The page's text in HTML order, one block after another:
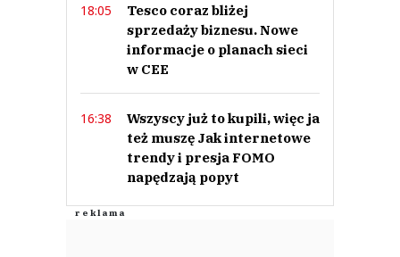
18:05
Tesco coraz bliżej
sprzedaży biznesu. Nowe
informacje o planach sieci
w CEE
16:38
Wszyscy już to kupili, więc ja
też muszę Jak internetowe
trendy i presja FOMO
napędzają popyt